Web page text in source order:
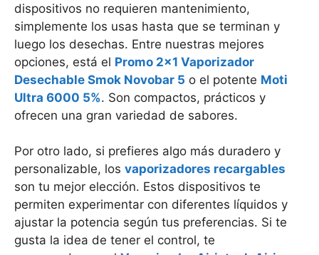
dispositivos no requieren mantenimiento,
simplemente los usas hasta que se terminan y
luego los desechas. Entre nuestras mejores
opciones, está el Promo 2×1 Vaporizador
Desechable Smok Novobar 5 o el potente Moti
Ultra 6000 5%. Son compactos, prácticos y
ofrecen una gran variedad de sabores.
Por otro lado, si prefieres algo más duradero y
personalizable, los vaporizadores recargables
son tu mejor elección. Estos dispositivos te
permiten experimentar con diferentes líquidos y
ajustar la potencia según tus preferencias. Si te
gusta la idea de tener el control, te